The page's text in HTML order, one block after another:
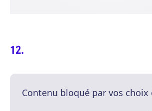
Contenu bloqué par vos choix